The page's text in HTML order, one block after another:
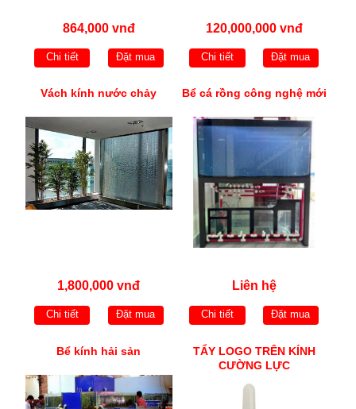
864,000 vnđ
Chi tiết Đặt mua
120,000,000 vnđ
Chi tiết Đặt mua
Vách kính nước chảy
1,800,000 vnđ
Chi tiết Đặt mua
Bể cá rồng công nghệ mới
Liên hệ
Chi tiết Đặt mua
Bể kính hải sản
TẨY LOGO TRÊN KÍNH
CƯỜNG LỰC